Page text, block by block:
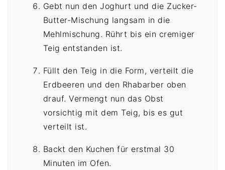
Gebt nun den Joghurt und die Zucker-
Butter-Mischung langsam in die
Mehlmischung. Rührt bis ein cremiger
Teig entstanden ist.
Füllt den Teig in die Form, verteilt die
Erdbeeren und den Rhabarber oben
drauf. Vermengt nun das Obst
vorsichtig mit dem Teig, bis es gut
verteilt ist.
Backt den Kuchen für erstmal 30
Minuten im Ofen.